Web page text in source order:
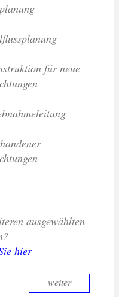
für neue
ausgewählten
hier
weiter